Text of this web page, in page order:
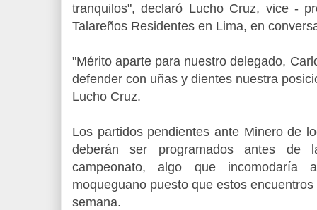
tranquilos", declaró Lucho Cruz, vice -
Talareños Residentes en Lima, en
"Mérito aparte para nuestro delegado,
defender con uñas y dientes nuestra
Lucho Cruz.
Los partidos pendientes ante Minero de
deberán ser programados antes de
campeonato, algo que
moqueguano puesto que estos
semana.